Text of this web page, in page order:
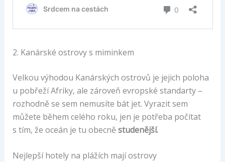
2. Kanárské ostrovy s miminkem
Velkou výhodou Kanárských ostrovů je jejich poloha
u pobřeží Afriky, ale zároveň evropské standarty –
rozhodně se sem nemusíte bát jet. Vyrazit sem
můžete během celého roku, jen je potřeba počítat
s tím, že oceán je tu obecně studenější.
Nejlepší hotely na plážích mají ostrovy